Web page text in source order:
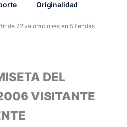
Originalidad
de 72 valoraciones en 5 tiendas
DEL
VISITANTE